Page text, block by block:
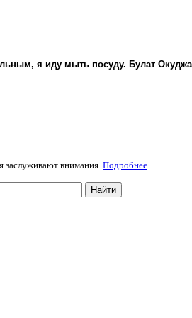
я иду мыть посуду. Булат
внимания. Подробнее
Найти